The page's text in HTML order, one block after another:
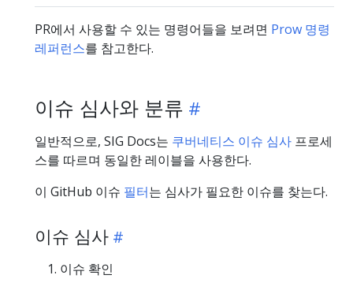
PR에서 사용할 수 있는 명령어들을 보려면 Prow 명령
레퍼런스를 참고한다.
이슈 심사와 분류
일반적으로, SIG Docs는 쿠버네티스 이슈 심사 프로세
스를 따르며 동일한 레이블을 사용한다.
이 GitHub 이슈 필터는 심사가 필요한 이슈를 찾는다.
이슈 심사
이슈 확인